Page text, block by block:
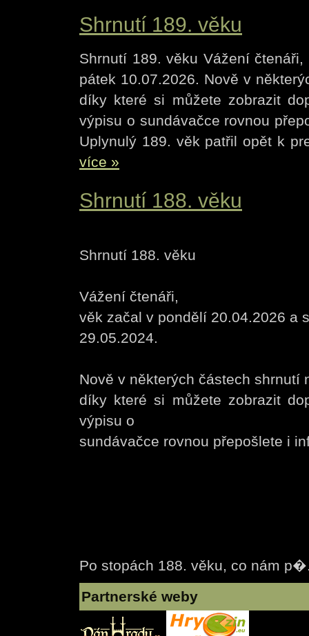
Shrnutí 189. věku
Shrnutí 189. věku Vážení
pátek 10.07.2026. Nově v
díky které si můžete zobrazit
výpisu o sundávačce rovnou
Uplynulý 189. věk patřil opět k
více »
Shrnutí 188. věku
Shrnutí 188. věku
Vážení čtenáři,
věk začal v pondělí 20.04.2026 a
29.05.2024.
Nově v některých částech shrnutí
díky které si můžete zobrazit
výpisu o
sundávačce rovnou přepošlete i
Po stopách 188. věku, co nám
Partnerské weby